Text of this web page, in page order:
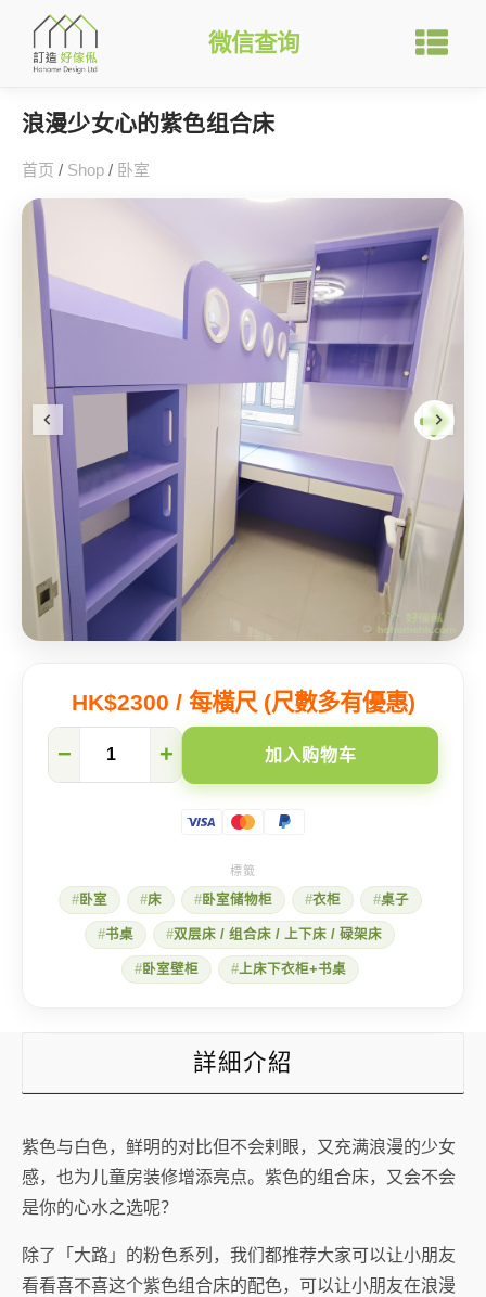
微信查询
浪漫少女心的紫色组合床
首页 / Shop / 卧室
HK$2300 / 每橫尺 (尺數多有優惠)
少
组
− + 加入购物车
卧室 床 卧室储物柜 衣柜 桌子
书桌 双层床 / 组合床 / 上下床 / 碌架床
卧室壁柜 上床下衣柜+书桌
詳細介紹
紫色与白色，鲜明的对比但不会剌眼，又充满浪漫的少女
感，也为儿童房装修增添亮点。紫色的组合床，又会不会
是你的心水之选呢？
除了「大路」的粉色系列，我们都推荐大家可以让小朋友
看看喜不喜这个紫色组合床的配色，可以让小朋友在浪漫